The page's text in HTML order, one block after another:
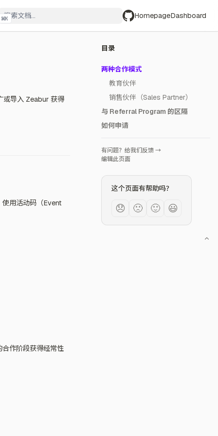
⌘K HomepageDashboard
目录
两种合作模式
教育伙伴
销售伙伴（Sales Partner）
与 Referral Program 的区隔
如何申请
有问题？给我们反馈 →
编辑此页面
这个页面有帮助吗？
😞 🙁 🙂 😃
或导入 Zeabur 获得
用活动码（Event
作阶段获得经常性